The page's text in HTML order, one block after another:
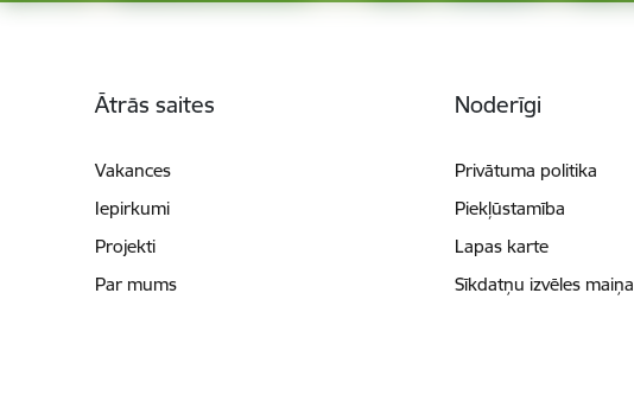
Ātrās saites
Vakances
Iepirkumi
Projekti
Par mums
Noderīgi
Privātuma politika
Piekļūstamība
Lapas karte
Sīkdatņu izvēles maiņa